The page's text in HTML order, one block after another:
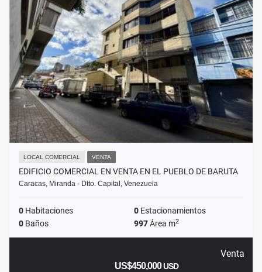
LOCAL COMERCIAL VENTA
EDIFICIO COMERCIAL EN VENTA EN EL PUEBLO DE BARUTA
Caracas, Miranda - Dtto. Capital, Venezuela
0 Habitaciones 0 Estacionamientos
0 Baños 997Área m2
Venta
US$450,000USD